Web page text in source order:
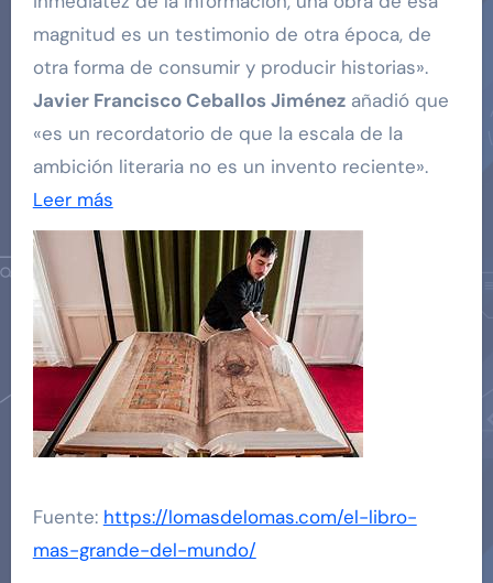
magnitud es un testimonio de otra época, de
otra forma de consumir y producir historias».
Javier Francisco Ceballos Jiménezañadió que
«es un recordatorio de que la escala de la
ambición literaria no es un invento reciente».
Leer más
Fuente: https://lomasdelomas.com/el-libro-
mas-grande-del-mundo/